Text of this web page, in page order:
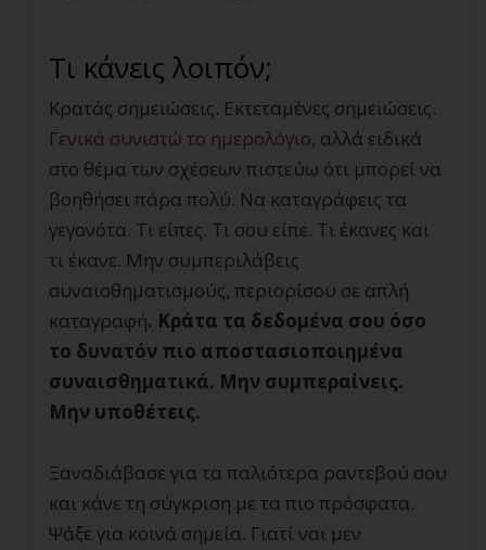
Τι κάνεις λοιπόν;
Κρατάς σημειώσεις. Εκτεταμένες σημειώσεις.
Γενικά συνιστώ το ημερολόγιο, αλλά ειδικά
στο θέμα των σχέσεων πιστεύω ότι μπορεί να
βοηθήσει πάρα πολύ. Να καταγράφεις τα
γεγονότα. Τι είπες. Τι σου είπε. Τι έκανες και
τι έκανε. Μην συμπεριλάβεις
συναισθηματισμούς, περιορίσου σε απλή
καταγραφή. Κράτα τα δεδομένα σου όσο
το δυνατόν πιο αποστασιοποιημένα
συναισθηματικά. Μην συμπεραίνεις.
Μην υποθέτεις.
Ξαναδιάβασε για τα παλιότερα ραντεβού σου
και κάνε τη σύγκριση με τα πιο πρόσφατα.
Ψάξε για κοινά σημεία. Γιατί ναι μεν